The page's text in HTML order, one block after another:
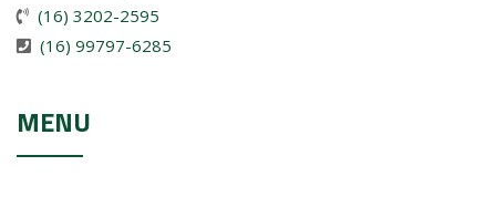
(16) 3202-2595
(16) 99797-6285
MENU